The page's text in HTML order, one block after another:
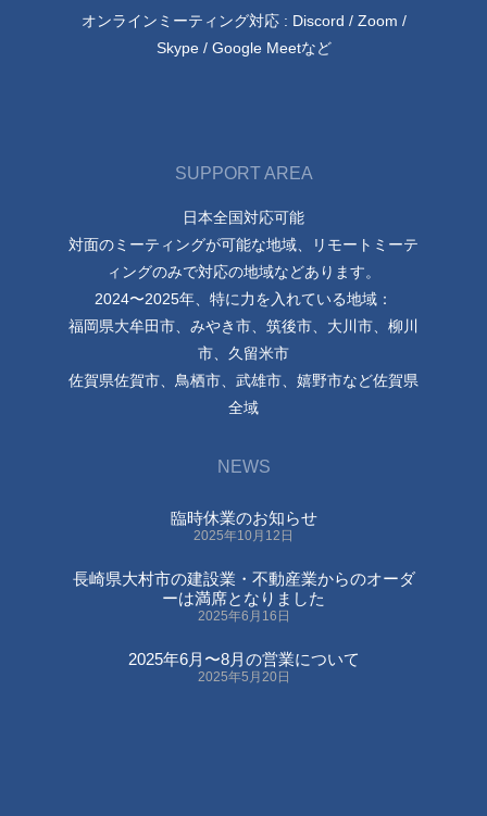
オンラインミーティング対応 : Discord / Zoom /
Skype / Google Meetなど
SUPPORT AREA
日本全国対応可能
対面のミーティングが可能な地域、リモートミーテ
ィングのみで対応の地域などあります。
2024〜2025年、特に力を入れている地域：
福岡県大牟田市、みやき市、筑後市、大川市、柳川
市、久留米市
佐賀県佐賀市、鳥栖市、武雄市、嬉野市など佐賀県
全域
NEWS
臨時休業のお知らせ
2025年10月12日
長崎県大村市の建設業・不動産業からのオーダ
ーは満席となりました
2025年6月16日
2025年6月〜8月の営業について
2025年5月20日